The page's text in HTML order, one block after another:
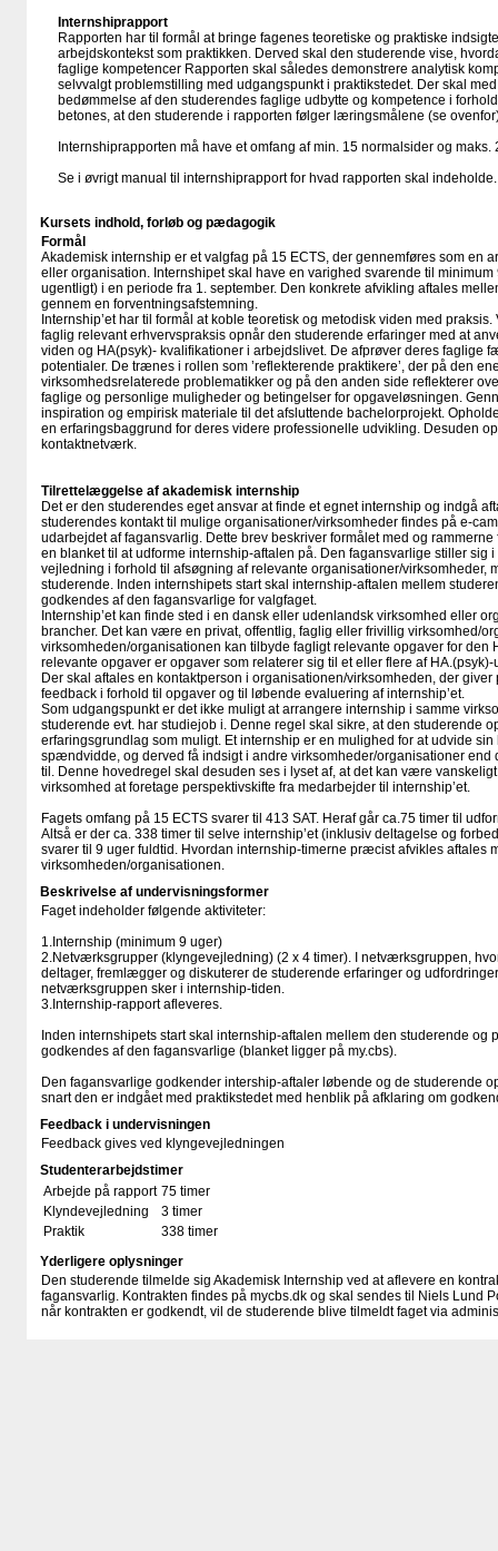
Internshiprapport
Rapporten har til formål at bringe fagenes teoretiske og praktiske
arbejdskontekst som praktikken. Derved skal den studerende vise,
faglige kompetencer Rapporten skal således demonstrere analytisk
selvvalgt problemstilling med udgangspunkt i praktikstedet. Der skal
bedømmelse af den studerendes faglige udbytte og kompetence i
betones, at den studerende i rapporten følger læringsmålene (se
Internshiprapporten må have et omfang af min. 15 normalsider og maks.
Se i øvrigt manual til internshiprapport for hvad rapporten skal
Kursets indhold, forløb og pædagogik
Formål
Akademisk internship er et valgfag på 15 ECTS, der gennemføres som en
eller organisation. Internshipet skal have en varighed svarende til
ugentligt) i en periode fra 1. september. Den konkrete afvikling aftales
gennem en forventningsafstemning.
Internship’et har til formål at koble teoretisk og metodisk viden med
faglig relevant erhvervspraksis opnår den studerende erfaringer med at
viden og HA(psyk)- kvalifikationer i arbejdslivet. De afprøver deres faglige
potentialer. De trænes i rollen som ’reflekterende praktikere’, der på den
virksomhedsrelaterede problematikker og på den anden side reflekterer
faglige og personlige muligheder og betingelser for opgaveløsningen.
inspiration og empirisk materiale til det afsluttende bachelorprojekt.
en erfaringsbaggrund for deres videre professionelle udvikling. Desuden
kontaktnetværk.
Tilrettelæggelse af akademisk internship
Det er den studerendes eget ansvar at finde et egnet internship og indgå
studerendes kontakt til mulige organisationer/virksomheder findes på e-
udarbejdet af fagansvarlig. Dette brev beskriver formålet med og
en blanket til at udforme internship-aftalen på. Den fagansvarlige stiller sig
vejledning i forhold til afsøgning af relevante organisationer/virksomheder,
studerende. Inden internshipets start skal internship-aftalen mellem
godkendes af den fagansvarlige for valgfaget.
Internship’et kan finde sted i en dansk eller udenlandsk virksomhed eller
brancher. Det kan være en privat, offentlig, faglig eller frivillig virksomhed/
virksomheden/organisationen kan tilbyde fagligt relevante opgaver for den
relevante opgaver er opgaver som relaterer sig til et eller flere af
Der skal aftales en kontaktperson i organisationen/virksomheden, der
feedback i forhold til opgaver og til løbende evaluering af internship’et.
Som udgangspunkt er det ikke muligt at arrangere internship i samme
studerende evt. har studiejob i. Denne regel skal sikre, at den studerende
erfaringsgrundlag som muligt. Et internship er en mulighed for at udvide
spændvidde, og derved få indsigt i andre virksomheder/organisationer end
til. Denne hovedregel skal desuden ses i lyset af, at det kan være
virksomhed at foretage perspektivskifte fra medarbejder til internship’et.
Fagets omfang på 15 ECTS svarer til 413 SAT. Heraf går ca.75 timer til
Altså er der ca. 338 timer til selve internship’et (inklusiv deltagelse og
svarer til 9 uger fuldtid. Hvordan internship-timerne præcist afvikles aftales
virksomheden/organisationen.
Beskrivelse af undervisningsformer
Faget indeholder følgende aktiviteter:
1.Internship (minimum 9 uger)
2.Netværksgrupper (klyngevejledning) (2 x 4 timer). I netværksgruppen,
deltager, fremlægger og diskuterer de studerende erfaringer og
netværksgruppen sker i internship-tiden.
3.Internship-rapport afleveres.
Inden internshipets start skal internship-aftalen mellem den studerende og
godkendes af den fagansvarlige (blanket ligger på my.cbs).
Den fagansvarlige godkender intership-aftaler løbende og de studerende
snart den er indgået med praktikstedet med henblik på afklaring om
Feedback i undervisningen
Feedback gives ved klyngevejledningen
Studenterarbejdstimer
Arbejde på rapport 75 timer
Klyndevejledning
3 timer
Praktik
338 timer
Yderligere oplysninger
Den studerende tilmelde sig Akademisk Internship ved at aflevere en
fagansvarlig. Kontrakten findes på mycbs.dk og skal sendes til Niels Lund
når kontrakten er godkendt, vil de studerende blive tilmeldt faget via